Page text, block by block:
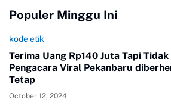
Populer Minggu Ini
kode etik
Terima Uang Rp140 Juta Tapi
Pengacara Viral Pekanbaru
Tetap
October 12, 2024